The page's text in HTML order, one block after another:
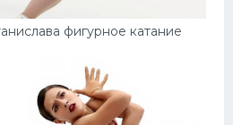
фигурное катание